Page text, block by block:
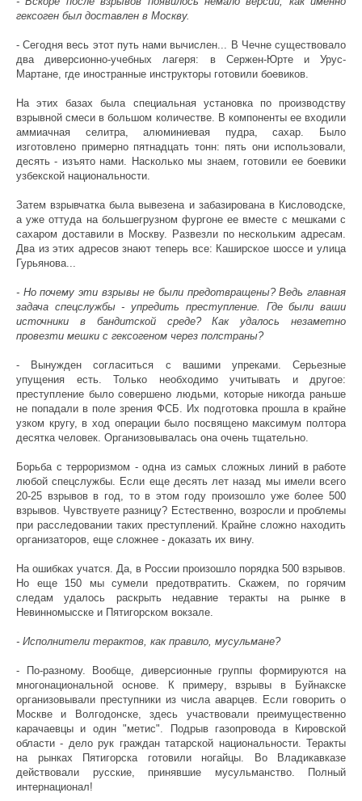
гексоген был доставлен в Москву.
- Сегодня весь этот путь нами вычислен... В Чечне существовало
два диверсионно-учебных лагеря: в Сержен-Юрте и Урус-
Мартане, где иностранные инструкторы готовили боевиков.
На этих базах была специальная установка по производству
взрывной смеси в большом количестве. В компоненты ее входили
аммиачная селитра, алюминиевая пудра, сахар. Было
изготовлено примерно пятнадцать тонн: пять они использовали,
десять - изъято нами. Насколько мы знаем, готовили ее боевики
узбекской национальности.
Затем взрывчатка была вывезена и забазирована в Кисловодске,
а уже оттуда на большегрузном фургоне ее вместе с мешками с
сахаром доставили в Москву. Развезли по нескольким адресам.
Два из этих адресов знают теперь все: Каширское шоссе и улица
Гурьянова...
- Но почему эти взрывы не были предотвращены? Ведь главная
задача спецслужбы - упредить преступление. Где были ваши
источники в бандитской среде? Как удалось незаметно
провезти мешки с гексогеном через полстраны?
- Вынужден согласиться с вашими упреками. Серьезные
упущения есть. Только необходимо учитывать и другое:
преступление было совершено людьми, которые никогда раньше
не попадали в поле зрения ФСБ. Их подготовка прошла в крайне
узком кругу, в ход операции было посвящено максимум полтора
десятка человек. Организовывалась она очень тщательно.
Борьба с терроризмом - одна из самых сложных линий в работе
любой спецслужбы. Если еще десять лет назад мы имели всего
20-25 взрывов в год, то в этом году произошло уже более 500
взрывов. Чувствуете разницу? Естественно, возросли и проблемы
при расследовании таких преступлений. Крайне сложно находить
организаторов, еще сложнее - доказать их вину.
На ошибках учатся. Да, в России произошло порядка 500 взрывов.
Но еще 150 мы сумели предотвратить. Скажем, по горячим
следам удалось раскрыть недавние теракты на рынке в
Невинномысске и Пятигорском вокзале.
- Исполнители терактов, как правило, мусульмане?
- По-разному. Вообще, диверсионные группы формируются на
многонациональной основе. К примеру, взрывы в Буйнакске
организовывали преступники из числа аварцев. Если говорить о
Москве и Волгодонске, здесь участвовали преимущественно
карачаевцы и один "метис". Подрыв газопровода в Кировской
области - дело рук граждан татарской национальности. Теракты
на рынках Пятигорска готовили ногайцы. Во Владикавказе
действовали русские, принявшие мусульманство. Полный
интернационал!